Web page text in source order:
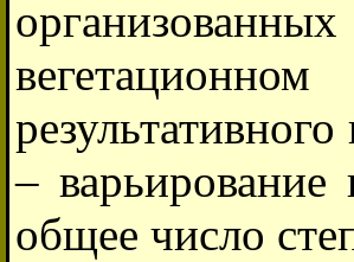
– варьирование
общее число